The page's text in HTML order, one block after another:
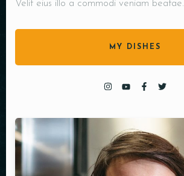
Velit eius illo a commodi veniam beatae.
MY DISHES